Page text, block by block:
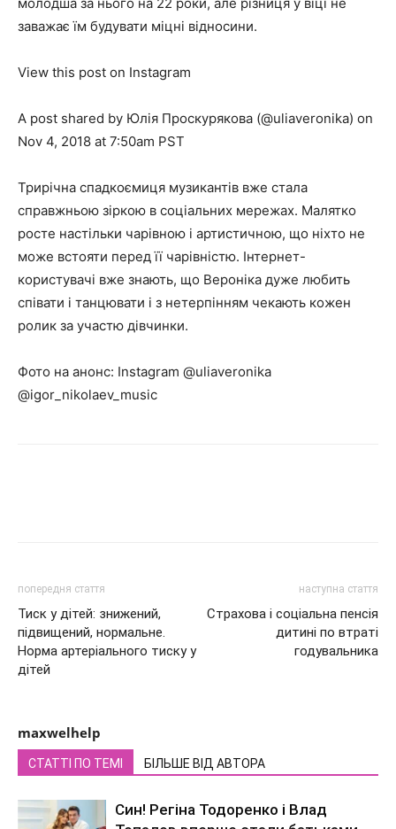
заважає їм будувати міцні відносини.
View this post on Instagram
A post shared by Юлія Проскурякова (@uliaveronika) on
Nov 4, 2018 at 7:50am PST
Трирічна спадкоємиця музикантів вже стала
справжньою зіркою в соціальних мережах. Малятко
росте настільки чарівною і артистичною, що ніхто не
може встояти перед її чарівністю. Інтернет-
користувачі вже знають, що Вероніка дуже любить
співати і танцювати і з нетерпінням чекають кожен
ролик за участю дівчинки.
Фото на анонс: Instagram @uliaveronika
@igor_nikolaev_music
попередня стаття
Тиск у дітей: знижений,
підвищений, нормальне.
Норма артеріального тиску у
дітей
наступна стаття
Страхова і соціальна пенсія
дитині по втраті
годувальника
maxwelhelp
СТАТТІ ПО ТЕМІ БІЛЬШЕ ВІД АВТОРА
Син! Регіна Тодоренко і Влад